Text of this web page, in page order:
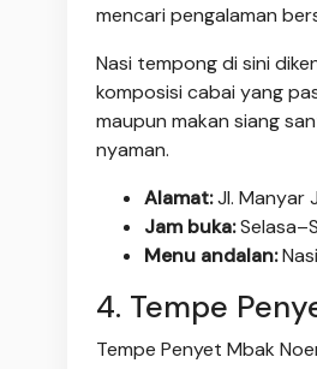
mencari pengalaman
Nasi tempong di sini
komposisi cabai yang
maupun makan siang
nyaman.
Alamat:Jl. Manyar
Jam buka:
Menu andalan:
4. Tempe
Tempe Penyet Mbak